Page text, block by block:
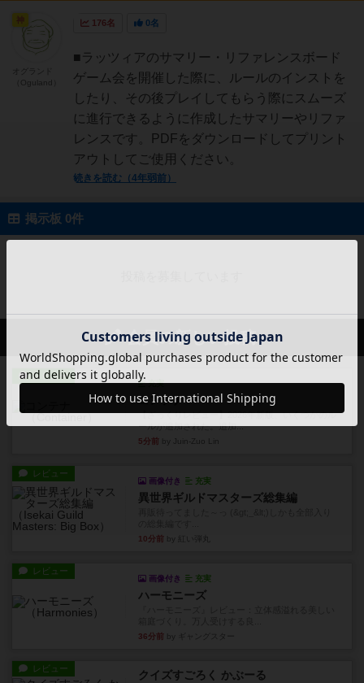
176名 0名
■ラッツィアのサマリー・リファレンスボード
ゲーム会を開催した際に、ルールのインストを
したり、その後プレイしてもらう際にスムーズ
に進行できるように作成したサマリーやリファ
レンスです。PDFをダウンロードしてプリント
アウトしてご使用ください。
続きを読む（4年弱前）
神
（Oguland）
掲示板 0件
会員の新しい投稿
レビュー
充実
コンテナ
【ざっくりレビュー】2026年新版、いくつかのル
ールが追加された。追加...
5分前 by Juin-Zuo Lin
レビュー
画像付き 充実
異世界ギルドマスターズ総集編
10分前 by 紅い弾丸
レビュー
画像付き 充実
ハーモニーズ
36分前 by ギャングスター
レビュー クイズすごろく かぶーる